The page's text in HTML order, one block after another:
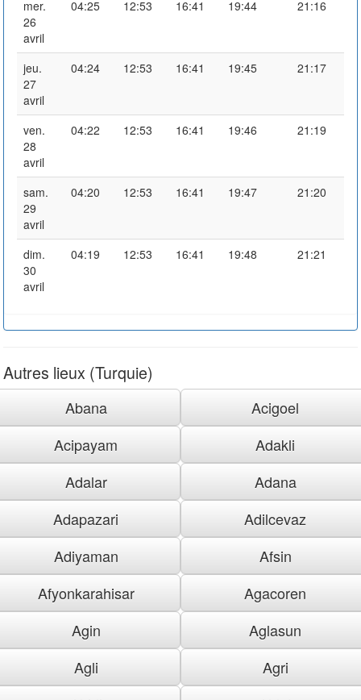
mer.
26
avril
04:25 12:53 16:41 19:44 21:16
jeu.
27
avril
04:24 12:53 16:41 19:45 21:17
ven.
28
avril
04:22 12:53 16:41 19:46 21:19
sam.
29
avril
04:20 12:53 16:41 19:47 21:20
dim.
30
avril
04:19 12:53 16:41 19:48 21:21
Autres lieux (Turquie)
Abana
Acigoel
Acipayam
Adakli
Adalar
Adana
Adapazari
Adilcevaz
Adiyaman
Afsin
Afyonkarahisar
Agacoren
Agin
Aglasun
Agli
Agri